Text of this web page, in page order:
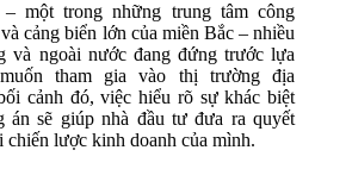
một trong những trung tâm công
cảng biển lớn của miền Bắc – nhiều
và ngoài nước đang đứng trước lựa
tham gia vào thị trường địa
cảnh đó, việc hiểu rõ sự khác biệt
án sẽ giúp nhà đầu tư đưa ra quyết
chiến lược kinh doanh của mình.